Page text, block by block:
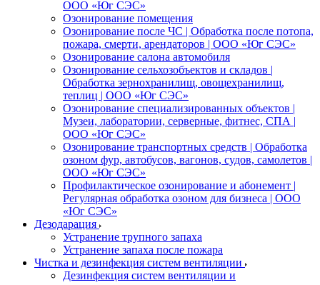
ООО «Юг СЭС»
Озонирование помещения
Озонирование после ЧС | Обработка после потопа,
пожара, смерти, арендаторов | ООО «Юг СЭС»
Озонирование салона автомобиля
Озонирование сельхозобъектов и складов |
Обработка зернохранилищ, овощехранилищ,
теплиц | ООО «Юг СЭС»
Озонирование специализированных объектов |
Музеи, лаборатории, серверные, фитнес, СПА |
ООО «Юг СЭС»
Озонирование транспортных средств | Обработка
озоном фур, автобусов, вагонов, судов, самолетов |
ООО «Юг СЭС»
Профилактическое озонирование и абонемент |
Регулярная обработка озоном для бизнеса | ООО
«Юг СЭС»
Дезодарация
Устранение трупного запаха
Устранение запаха после пожара
Чистка и дезинфекция систем вентиляции
Дезинфекция систем вентиляции и